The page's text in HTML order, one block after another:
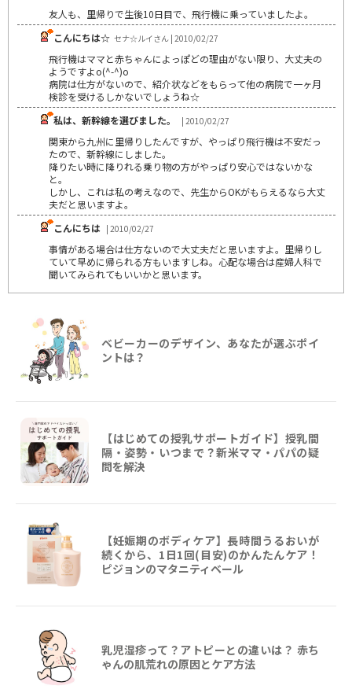
友人も、里帰りで生後10日目で、飛行機に乗っていましたよ。
こんにちは☆ セナ☆ルイさん | 2010/02/27
飛行機はママと赤ちゃんによっぽどの理由がない限り、大丈夫の
ようですよo(^-^)o
病院は仕方がないので、紹介状などをもらって他の病院で一ヶ月
検診を受けるしかないでしょうね☆
私は、新幹線を選びました。
| 2010/02/27
関東から九州に里帰りしたんですが、やっぱり飛行機は不安だっ
たので、新幹線にしました。
降りたい時に降りれる乗り物の方がやっぱり安心ではないかな
と。
しかし、これは私の考えなので、先生からOKがもらえるなら大丈
夫だと思いますよ。
こんにちは | 2010/02/27
事情がある場合は仕方ないので大丈夫だと思いますよ。里帰りし
ていて早めに帰られる方もいますしね。心配な場合は産婦人科で
聞いてみられてもいいかと思います。
ベビーカーのデザイン、あなたが選ぶポイ
ントは？
【はじめての授乳サポートガイド】授乳間
隔・姿勢・いつまで？新米ママ・パパの疑
問を解決
【妊娠期のボディケア】長時間うるおいが
続くから、1日1回(目安)のかんたんケア！
ピジョンのマタニティベール
乳児湿疹って？アトピーとの違いは？ 赤ち
ゃんの肌荒れの原因とケア方法